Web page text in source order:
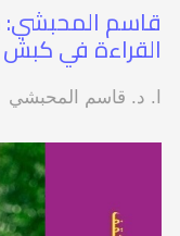
قاسم المحبشي:
القراءة في
ا. د. قاسم المحبشي